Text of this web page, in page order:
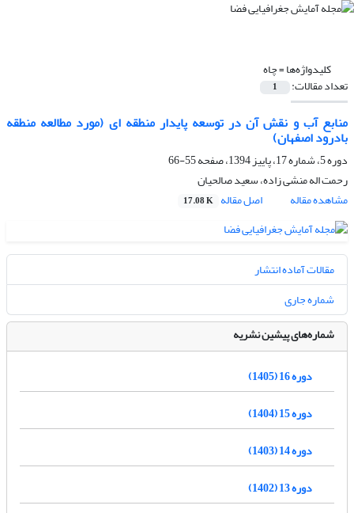
کلیدواژه‌ها =چاه
تعداد مقالات: 1
منابع آب و نقش آن در توسعه پایدار منطقه ای (مورد مطالعه منطقه
بادرود اصفهان)
دوره 5، شماره 17، پاییز 1394، صفحه
55-66
رحمت اله منشی زاده، سعید صالحیان
مشاهده مقاله
اصل مقاله 17.08 K
مقالات آماده انتشار
شماره جاری
شماره‌های پیشین نشریه
دوره 16 (1405)
دوره 15 (1404)
دوره 14 (1403)
دوره 13 (1402)